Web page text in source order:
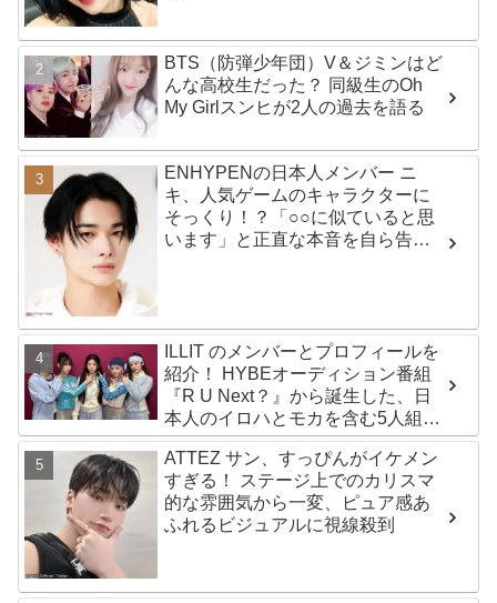
BTS（防弾少年団）V＆ジミンはど
んな高校生だった？ 同級生のOh
My Girlスンヒが2人の過去を語る
ENHYPENの日本人メンバー ニ
キ、人気ゲームのキャラクターに
そっくり！？「○○に似ていると思
います」と正直な本音を自ら告
ILLIT のメンバーとプロフィールを
紹介！ HYBEオーディション番組
『R U Next？』から誕生した、日
本人のイロハとモカを含む5人組ガ
ールズグループ！ デビュー曲
「Magnetic」がいきなりの大ヒッ
ト
ATTEZ サン、すっぴんがイケメン
すぎる！ ステージ上でのカリスマ
的な雰囲気から一変、ピュア感あ
ふれるビジュアルに視線殺到